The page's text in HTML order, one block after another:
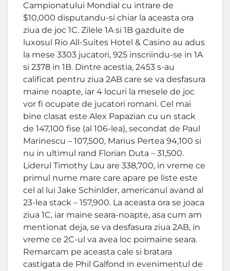
Campionatului Mondial cu intrare de
$10,000 disputandu-si chiar la aceasta ora
ziua de joc 1C. Zilele 1A si 1B gazduite de
luxosul Rio All-Suites Hotel & Casino au adus
la mese 3303 jucatori, 925 inscriindu-se in 1A
si 2378 in 1B. Dintre acestia, 2453 s-au
calificat pentru ziua 2AB care se va desfasura
maine noapte, iar 4 locuri la mesele de joc
vor fi ocupate de jucatori romani. Cel mai
bine clasat este Alex Papazian cu un stack
de 147,100 fise (al 106-lea), secondat de Paul
Marinescu – 107,500, Marius Pertea 94,100 si
nu in ultimul rand Florian Duta – 31,500.
Liderul Timothy Lau are 338,700, in vreme ce
primul nume mare care apare pe liste este
cel al lui Jake Schinlder, americanul avand al
23-lea stack – 157,900. La aceasta ora se joaca
ziua 1C, iar maine seara-noapte, asa cum am
mentionat deja, se va desfasura ziua 2AB, in
vreme ce 2C-ul va avea loc poimaine seara.
Remarcam pe aceasta cale si bratara
castigata de Phil Galfond in evenimentul de